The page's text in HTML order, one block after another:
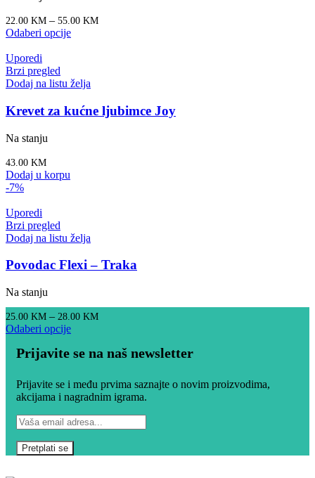
22.00 KM – 55.00 KM
Odaberi opcije
Uporedi
Brzi pregled
Dodaj na listu želja
Krevet za kućne ljubimce Joy
Na stanju
43.00 KM
Dodaj u korpu
-7%
Uporedi
Brzi pregled
Dodaj na listu želja
Povodac Flexi – Traka
Na stanju
25.00 KM – 28.00 KM
Odaberi opcije
Prijavite se na naš newsletter
Prijavite se i među prvima saznajte o novim proizvodima,
akcijama i nagradnim igrama.